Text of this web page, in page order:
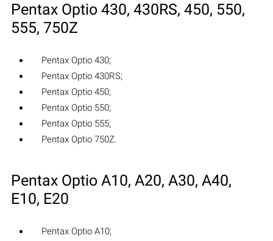
Pentax Optio 430, 430RS, 450, 550,
555, 750Z
Pentax Optio 430;
Pentax Optio 430RS;
Pentax Optio 450;
Pentax Optio 550;
Pentax Optio 555;
Pentax Optio 750Z.
Pentax Optio A10, A20, A30, A40,
E10, E20
Pentax Optio A10;